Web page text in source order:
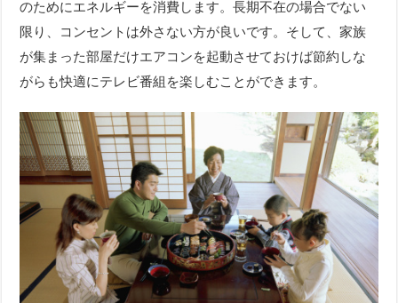
のためにエネルギーを消費します。長期不在の場合でない
限り、コンセントは外さない方が良いです。そして、家族
が集まった部屋だけエアコンを起動させておけば節約しな
がらも快適にテレビ番組を楽しむことができます。